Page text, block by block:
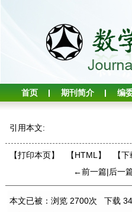
首页 期刊简介 编
引用本文:
【打印本页】 【HTML】 【
←前一篇|后一
本文已被：浏览 2700次 下载